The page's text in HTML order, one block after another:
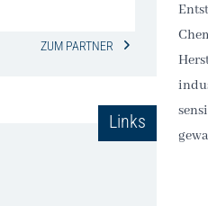
ZUM PARTNER
Links